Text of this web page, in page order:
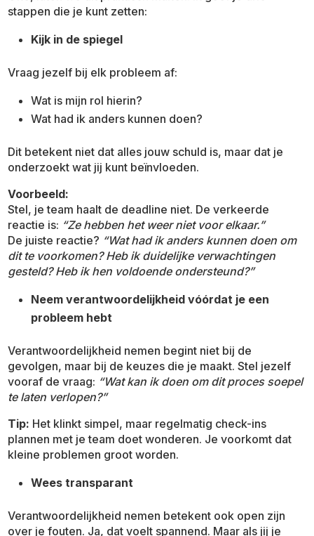
stappen die je kunt zetten:
Kijk in de spiegel
Vraag jezelf bij elk probleem af:
Wat is mijn rol hierin?
Wat had ik anders kunnen doen?
Dit betekent niet dat alles jouw schuld is, maar dat je
onderzoekt wat jij kunt beïnvloeden.
Voorbeeld:
Stel, je team haalt de deadline niet. De verkeerde
reactie is: “Ze hebben het weer niet voor elkaar.”
De juiste reactie? “Wat had ik anders kunnen doen om
dit te voorkomen? Heb ik duidelijke verwachtingen
gesteld? Heb ik hen voldoende ondersteund?”
Neem verantwoordelijkheid vóórdat je een
probleem hebt
Verantwoordelijkheid nemen begint niet bij de
gevolgen, maar bij de keuzes die je maakt. Stel jezelf
vooraf de vraag: “Wat kan ik doen om dit proces soepel
te laten verlopen?”
Tip: Het klinkt simpel, maar regelmatig check-ins
plannen met je team doet wonderen. Je voorkomt dat
kleine problemen groot worden.
Wees transparant
Verantwoordelijkheid nemen betekent ook open zijn
over je fouten. Ja, dat voelt spannend. Maar als jij je